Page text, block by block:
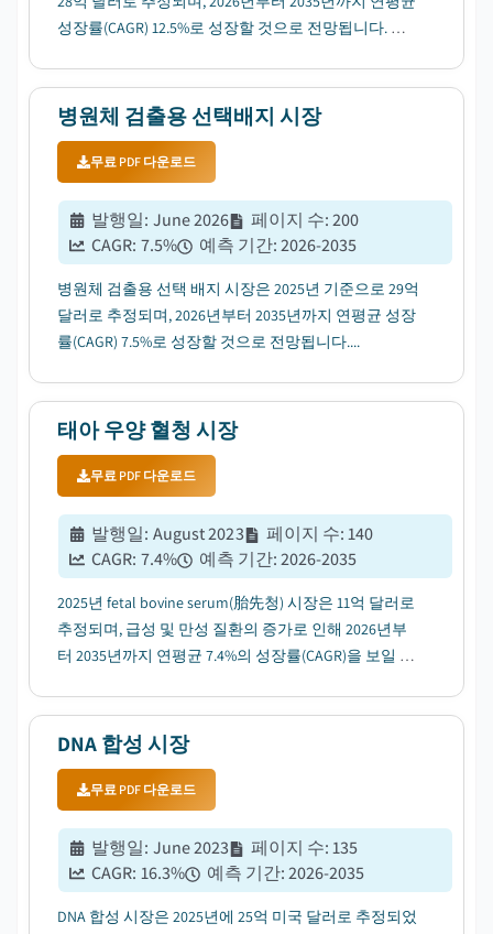
성장률(CAGR) 12.5%로 성장할 것으로 전망됩니다. 이
병원체 검출용 선택배지 시장
무료 PDF 다운로드
발행일: June 2026 페이지 수:200
CAGR: 7.5% 예측 기간:2026-2035
병원체 검출용 선택 배지 시장은 2025년 기준으로 29억
달러로 추정되며, 2026년부터 2035년까지 연평균 성장
률(CAGR) 7.5%로 성장할 것으로 전망됩니다....
태아 우양 혈청 시장
무료 PDF 다운로드
발행일: August 2023 페이지 수:140
CAGR: 7.4% 예측 기간:2026-2035
2025년 fetal bovine serum(胎先청) 시장은 11억 달러로
추정되며, 급성 및 만성 질환의 증가로 인해 2026년부
터 2035년까지 연평균 7.4%의 성장률(CAGR)을 보일 것
DNA 합성 시장
무료 PDF 다운로드
발행일: June 2023 페이지 수:135
CAGR: 16.3% 예측 기간:2026-2035
DNA 합성 시장은 2025년에 25억 미국 달러로 추정되었